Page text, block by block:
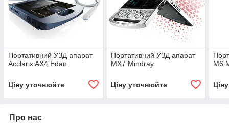
Портативний УЗД апарат
Acclarix AX4 Edan
Ціну уточнюйте
Портативний УЗД апарат
МХ7 Mindray
Ціну уточнюйте
M6
Про нас